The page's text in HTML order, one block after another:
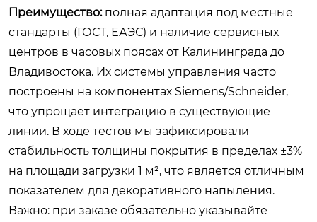
Преимущество:полная адаптация под местные
стандарты (ГОСТ, ЕАЭС) и наличие сервисных
центров в часовых поясах от Калининграда до
Владивостока. Их системы управления часто
построены на компонентах Siemens/Schneider,
что упрощает интеграцию в существующие
линии. В ходе тестов мы зафиксировали
стабильность толщины покрытия в пределах ±3%
на площади загрузки 1 м², что является отличным
показателем для декоративного напыления.
Важно: при заказе обязательно указывайте